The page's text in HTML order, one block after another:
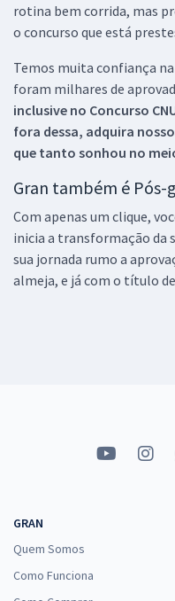
rotina bem corrida, mas
o concurso que está
Temos muita confiança
foram milhares de
inclusive no Concurso
fora dessa, adquira
que tanto sonhou no
Gran também é Pós-
Com apenas um clique,
inicia a transformação da
sua jornada rumo a
almeja, e já com o título
GRAN
Quem Somos
Como Funciona